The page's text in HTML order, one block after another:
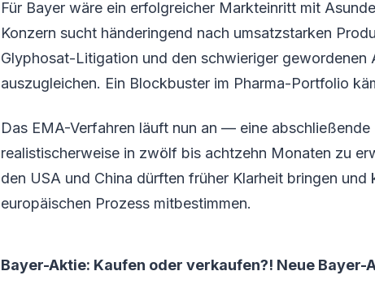
Für Bayer wäre ein erfolgreicher Markteinritt mit
Konzern sucht händeringend nach umsatzstarken
Glyphosat-Litigation und den schwieriger gewordenen
auszugleichen. Ein Blockbuster im Pharma-Portfolio
Das EMA-Verfahren läuft nun an — eine abschließende
realistischerweise in zwölf bis achtzehn Monaten zu
den USA und China dürften früher Klarheit bringen
europäischen Prozess mitbestimmen.
Bayer-Aktie: Kaufen oder verkaufen?! Neue Bayer-